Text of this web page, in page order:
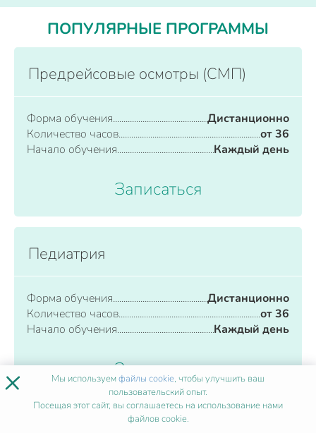
ПОПУЛЯРНЫЕ ПРОГРАММЫ
Предрейсовые осмотры (СМП)
Форма обучения
Дистанционно
Количество часов
от 36
Начало обучения
Каждый день
Записаться
Педиатрия
Форма обучения
Дистанционно
Количество часов
от 36
Начало обучения
Каждый день
Записаться
× Мы используемфайлы cookie, чтобы улучшить ваш
пользовательский опыт.
Посещая этот сайт, вы соглашаетесь на использование нами
файлов cookie.